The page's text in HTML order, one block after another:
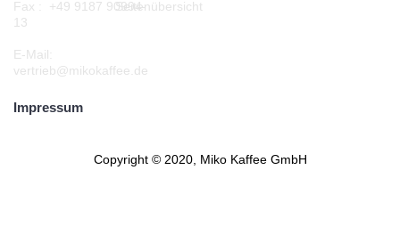
Fax : +49 9187 90994-
13
E-Mail:
vertrieb@mikokaffee.de
Seitenübersicht
Impressum
Copyright © 2020, Miko Kaffee GmbH